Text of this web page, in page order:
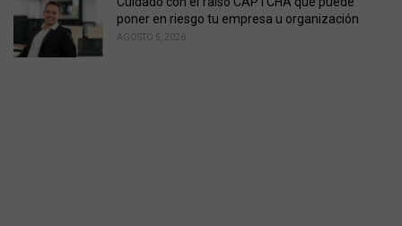
poner en riesgo tu empresa u organización
AGOSTO 5, 2026